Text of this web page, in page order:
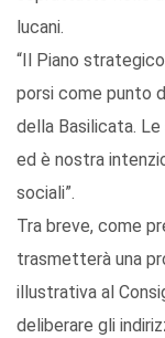
lucani.
“Il Piano
porsi come punto
della Basilicata.
ed è nostra
sociali”.
Tra breve, come
trasmetterà una
illustrativa al
deliberare gli